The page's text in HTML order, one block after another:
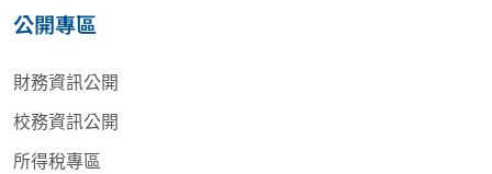
公開專區
財務資訊公開
校務資訊公開
所得稅專區